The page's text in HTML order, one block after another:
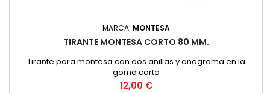
MARCA: MONTESA
TIRANTE MONTESA CORTO 80 MM.
Tirante para montesa con dos anillas y anagrama en la
goma corto
Precio
12,00 €